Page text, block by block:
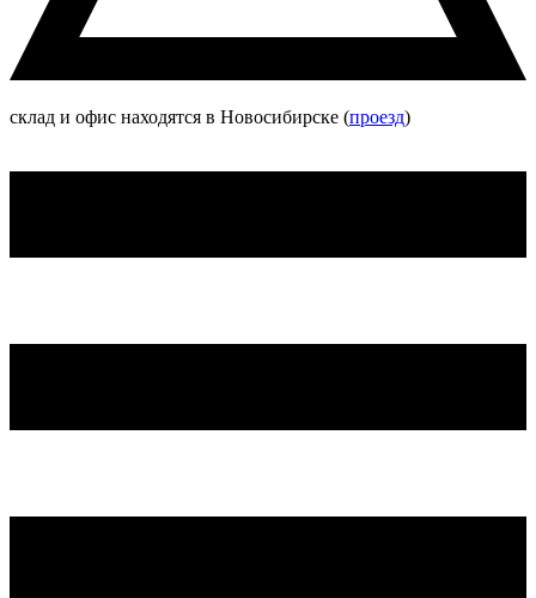
склад и офис находятся в Новосибирске (проезд)